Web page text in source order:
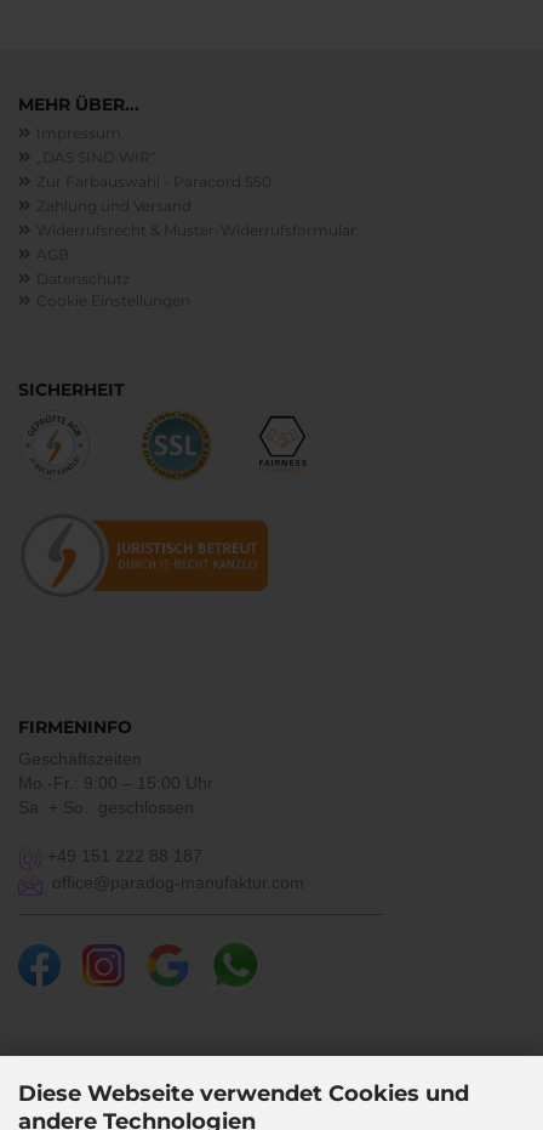
Diese Webseite verwendet Cookies und
andere Technologien
MEHR ÜBER...
Impressum
„DAS SIND WIR“
Zur Farbauswahl - Paracord 550
Zahlung und Versand
Widerrufsrecht & Muster-Widerrufsformular
AGB
Datenschutz
Cookie Einstellungen
SICHERHEIT
FIRMENINFO
Geschäftszeiten
Mo.-Fr.: 9:00 – 15:00 Uhr
Sa. + So.: geschlossen
+49 151 222 88 187
office@paradog-manufaktur.com
SICHER BEZAHLEN